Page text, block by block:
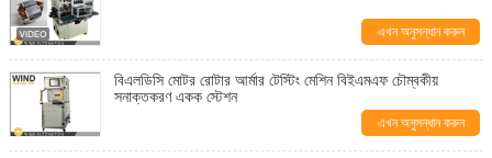
এখন অনুসন্ধান করুন
বিএলডিসি মোটর রোটার আর্মার টেস্টিং মেশিন বিইএমএফ চৌম্বকীয়
সনাক্তকরণ একক স্টেশন
এখন অনুসন্ধান করুন